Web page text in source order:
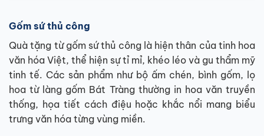
Gốm sứ thủ công
Quà tặng từ gốm sứ thủ công là hiện thân của tinh hoa
văn hóa Việt, thể hiện sự tỉ mỉ, khéo léo và gu thẩm mỹ
tinh tế. Các sản phẩm như bộ ấm chén, bình gốm, lọ
hoa từ làng gốm Bát Tràng thường in hoa văn truyền
thống, họa tiết cách điệu hoặc khắc nổi mang biểu
trưng văn hóa từng vùng miền.